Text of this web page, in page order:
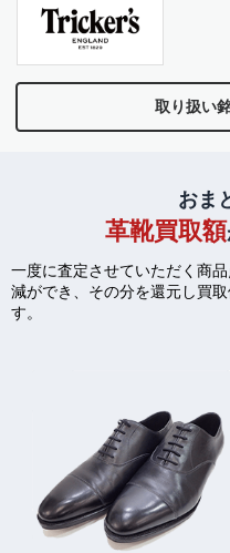
取り扱い
おま
革靴買取額
一度に査定させていただく商
減ができ、 その分を還元し買
す。